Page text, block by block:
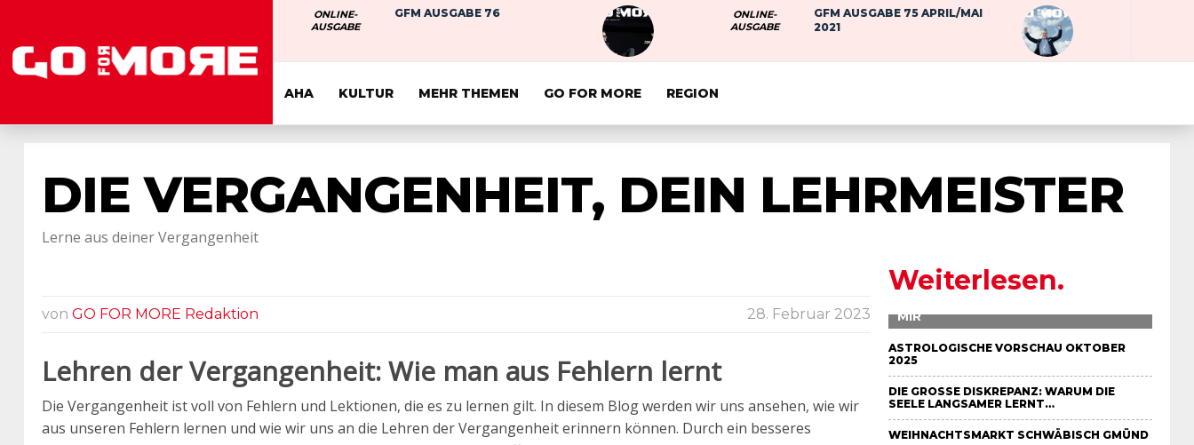
ONLINE-
AUSGABE
GFM AUSGABE 76
ONLINE-
AUSGABE
GFM AUSGABE 75 APRIL/MAI
2021
AHA KULTUR MEHR THEMEN GO FOR MORE REGION
DIE VERGANGENHEIT, DEIN LEHRMEISTER
Lerne aus deiner Vergangenheit
von GO FOR MORE Redaktion 28. Februar 2023
Lehren der Vergangenheit: Wie man aus Fehlern lernt
Die Vergangenheit ist voll von Fehlern und Lektionen, die es zu lernen gilt. In diesem Blog werden wir uns ansehen, wie wir
aus unseren Fehlern lernen und wie wir uns an die Lehren der Vergangenheit erinnern können. Durch ein besseres
Weiterlesen.
MIR
ASTROLOGISCHE VORSCHAU OKTOBER
2025
DIE GROSSE DISKREPANZ: WARUM DIE S
EELE LANGSAMER LERNT…
WEIHNACHTSMARKT SCHWÄBISCH GMÜND